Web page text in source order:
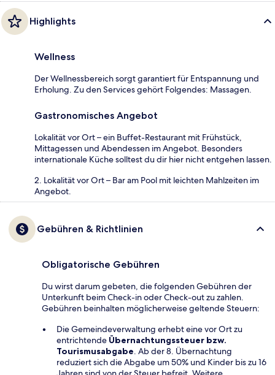
Highlights
Wellness
Der Wellnessbereich sorgt garantiert für Entspannung und
Erholung. Zu den Services gehört Folgendes: Massagen.
Gastronomisches Angebot
Lokalität vor Ort – ein Buffet-Restaurant mit Frühstück,
Mittagessen und Abendessen im Angebot. Besonders
internationale Küche solltest du dir hier nicht entgehen lassen.
2. Lokalität vor Ort – Bar am Pool mit leichten Mahlzeiten im
Angebot.
Gebühren & Richtlinien
Obligatorische Gebühren
Du wirst darum gebeten, die folgenden Gebühren der
Unterkunft beim Check-in oder Check-out zu zahlen.
Gebühren beinhalten möglicherweise geltende Steuern:
Die Gemeindeverwaltung erhebt eine vor Ort zu
entrichtende Übernachtungssteuer bzw.
Tourismusabgabe. Ab der 8. Übernachtung
reduziert sich die Abgabe um 50% und Kinder bis zu 16